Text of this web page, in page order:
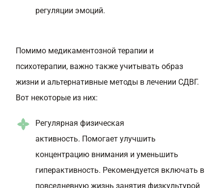
регуляции эмоций.
Помимо медикаментозной терапии и
психотерапии, важно также учитывать образ
жизни и альтернативные методы в лечении СДВГ.
Вот некоторые из них:
Регулярная физическая
активность. Помогает улучшить
концентрацию внимания и уменьшить
гиперактивность. Рекомендуется включать в
повседневную жизнь занятия физкультурой